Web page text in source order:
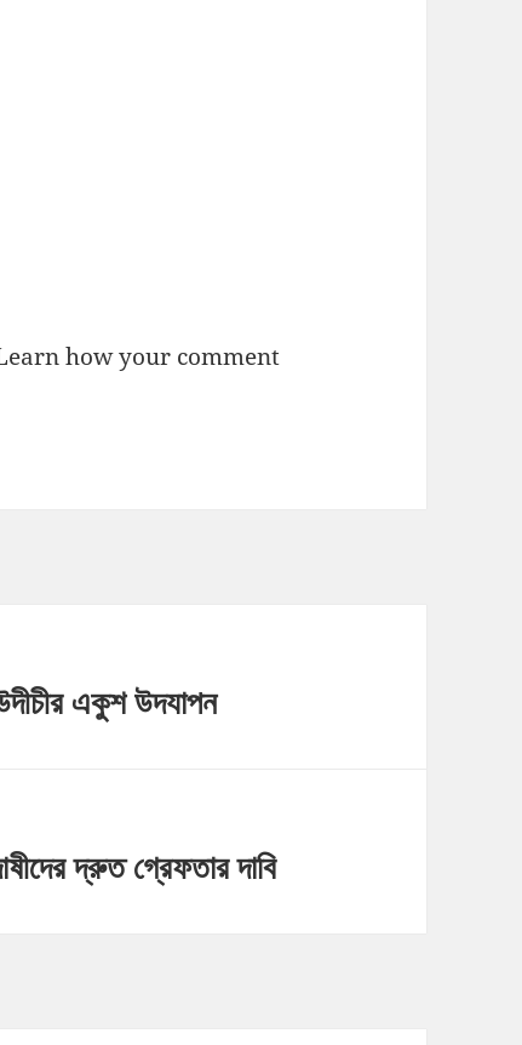
how your comment
একুশ উদযাপন
দ্রুত গ্রেফতার দাবি